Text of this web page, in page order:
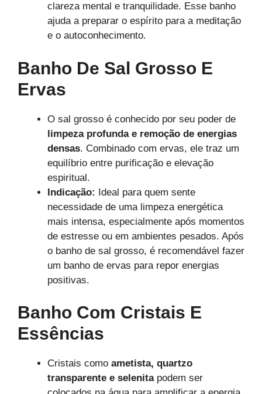
clareza mental e tranquilidade. Esse banho
ajuda a preparar o espírito para a meditação
e o autoconhecimento.
Banho De Sal Grosso E
Ervas
O sal grosso é conhecido por seu poder de
limpeza profunda e remoção de energias
densas. Combinado com ervas, ele traz um
equilíbrio entre purificação e elevação
espiritual.
Indicação: Ideal para quem sente
necessidade de uma limpeza energética
mais intensa, especialmente após momentos
de estresse ou em ambientes pesados. Após
o banho de sal grosso, é recomendável fazer
um banho de ervas para repor energias
positivas.
Banho Com Cristais E
Essências
Cristais como ametista, quartzo
transparente e selenitapodem ser